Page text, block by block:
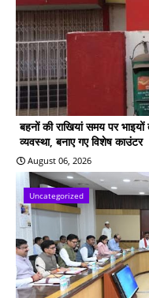
बहनों की राखियां समय पर
व्यवस्था, बनाए गए विशेष काउंटर
August 06, 2026
Uncategorized